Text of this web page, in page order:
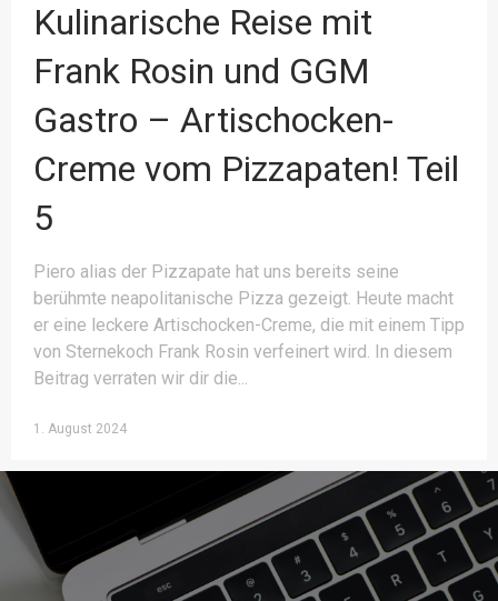
Kulinarische Reise mit
Frank Rosin und GGM
Gastro – Artischocken-
Creme vom Pizzapaten! Teil
5
Piero alias der Pizzapate hat uns bereits seine
berühmte neapolitanische Pizza gezeigt. Heute macht
er eine leckere Artischocken-Creme, die mit einem Tipp
von Sternekoch Frank Rosin verfeinert wird. In diesem
Beitrag verraten wir dir die
1. August 2024